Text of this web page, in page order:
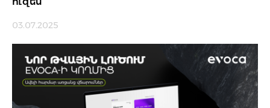
03.07.2025